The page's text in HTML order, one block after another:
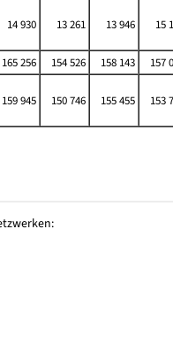
14 930 13 261 13 946 15
165 256 154 526 158 143 157
159 945 150 746 155 455 153